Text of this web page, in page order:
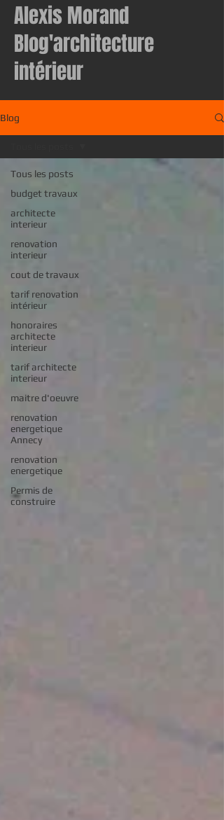
Alexis Morand
Blog'architecture
intérieur
Blog
Tous les posts
budget travaux
architecte
interieur
renovation
interieur
cout de travaux
tarif renovation
intérieur
honoraires
architecte
interieur
tarif architecte
interieur
maitre d'oeuvre
renovation
energetique
Annecy
renovation
energetique
Permis de
construire